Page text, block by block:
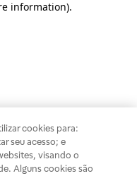
information).
cookies para:
seu acesso; e
visando o
Alguns cookies são